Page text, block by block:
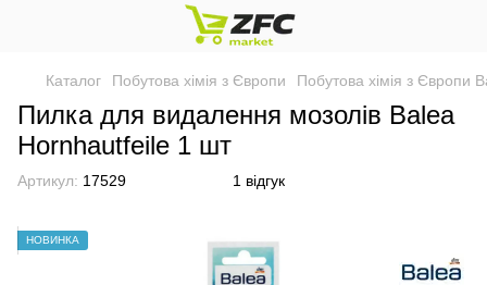
Каталог Побутова хімія з Європи Побутова хімія з Європи
Пилка для видалення мозолів Balea
Hornhautfeile 1 шт
Артикул: 17529 1 відгук
НОВИНКА